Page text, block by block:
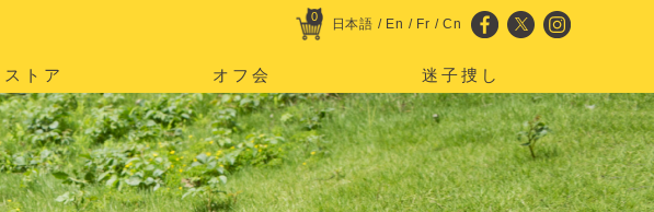
0 日本語 / En / Fr /Cn
ストア オフ会 迷子捜し